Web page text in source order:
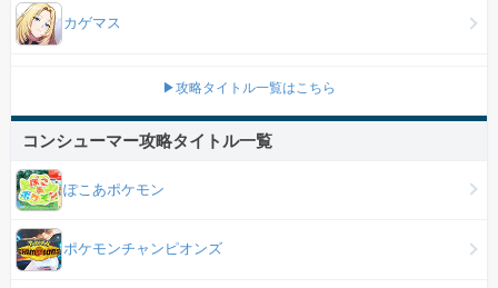
カゲマス
▶攻略タイトル一覧はこちら
コンシューマー攻略タイトル一覧
ぽこあポケモン
ポケモンチャンピオンズ